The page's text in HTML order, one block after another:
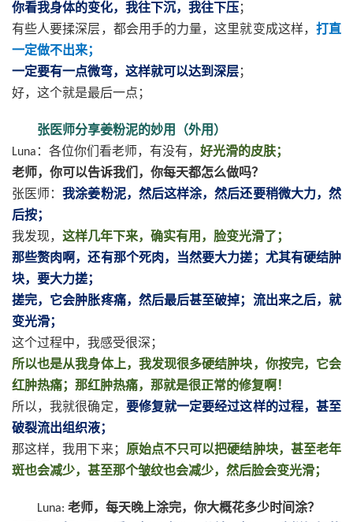
你看我身体的变化，我往下沉，我往下压；
有些人要揉深层，都会用手的力量，这里就变成这样， 打直
一定做不出来；
一定要有一点微弯，这样就可以达到深层；
好，这个就是最后一点；
张医师分享姜粉泥的妙用（外用）
Luna ：各位你们看老师，有没有， 好光滑的皮肤；
老师，你可以告诉我们，你每天都怎么做吗？
张医师：我涂姜粉泥，然后这样涂，然后还要稍微大力，然
后按；
我发现， 这样几年下来，确实有用，脸变光滑了；
那些赘肉啊，还有那个死肉，当然要大力搓；尤其有硬结肿
块，要大力搓；
搓完，它会肿胀疼痛，然后最后甚至破掉；流出来之后，就
变光滑；
这个过程中，我感受很深；
所以也是从我身体上，我发现很多硬结肿块，你按完，它会
红肿热痛；那红肿热痛，那就是很正常的修复啊！
所以，我就很确定， 要修复就一定要经过这样的过程，甚至
破裂流出组织液；
那这样，我用下来； 原始点不只可以把硬结肿块，甚至老年
斑也会减少，甚至那个皱纹也会减少，然后脸会变光滑；
Luna: 老师，每天晚上涂完，你大概花多少时间涂？